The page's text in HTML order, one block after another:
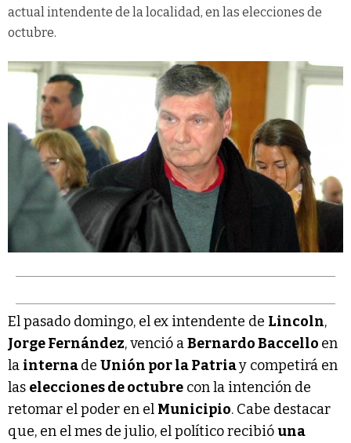
actual intendente de la localidad, en las elecciones de
octubre.
El pasado domingo, el ex intendente de Lincoln,
Jorge Fernández, venció aBernardo Baccello en
la internade Unión por la Patriay competirá en
las elecciones de octubre con la intención de
retomar el poder en el Municipio. Cabe destacar
que, en el mes de julio, el político recibióuna